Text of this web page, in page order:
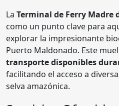
La Terminal de Ferry Madre
como un punto clave para
explorar la impresionante
Puerto Maldonado. Este
transporte disponibles
facilitando el acceso a
selva amazónica.